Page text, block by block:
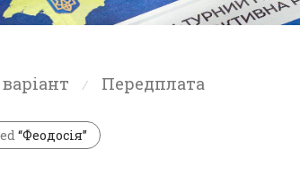
⁄ Передплата
“Феодосія”